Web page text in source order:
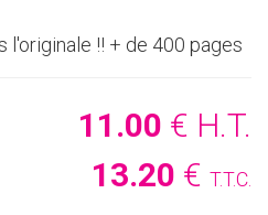
!! + de 400 pages
11 .00 € H.T.
13.20 € T.T.C.